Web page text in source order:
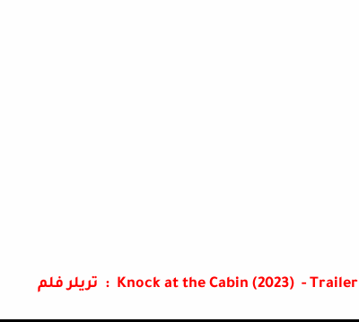
Knock at the Cabin (2023) - Trailer : تريلر فلم